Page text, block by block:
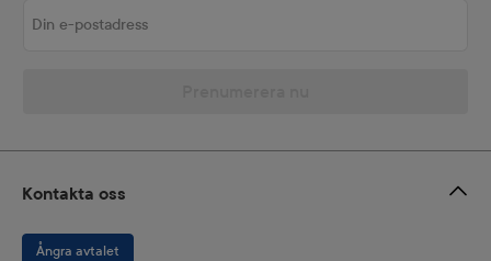
Kontakta oss
Ångra avtalet